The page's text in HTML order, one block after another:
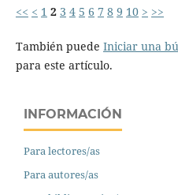
<< < 1 2 3 4 5 6 7 8 9 10 > >>
También puede Iniciar una
para este artículo.
INFORMACIÓN
Para lectores/as
Para autores/as